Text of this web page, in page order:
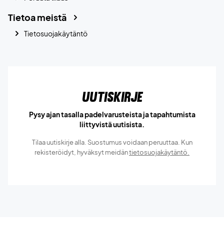
Tietoa meistä
Tietosuojakäytäntö
Uutiskirje
Pysy ajan tasalla padelvarusteista ja tapahtumista
liittyvistä uutisista.
Tilaa uutiskirje alla. Suostumus voidaan peruuttaa. Kun
rekisteröidyt, hyväksyt meidäntietosuojakäytäntö.